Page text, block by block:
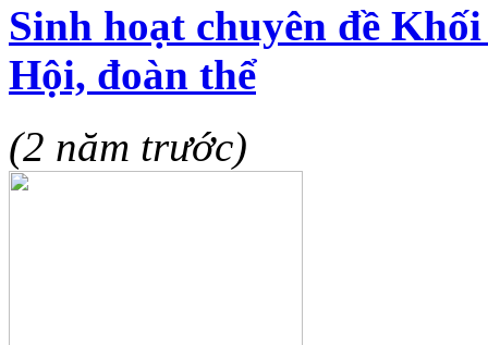
Sinh hoạt chuyên đề
Hội, đoàn thể
(2 năm trước)